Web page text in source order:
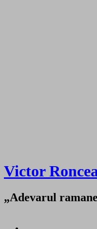
Victor
„Adevarul